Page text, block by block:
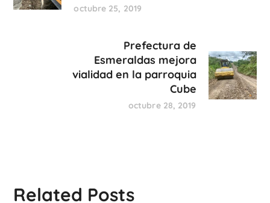
octubre 25, 2019
Prefectura de
Esmeraldas mejora
vialidad en la parroquia
Cube
octubre 28, 2019
Related Posts